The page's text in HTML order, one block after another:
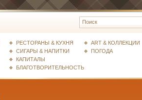
РЕСТОРАНЫ & КУХНЯ
СИГАРЫ & НАПИТКИ
КАПИТАЛЫ
БЛАГОТВОРИТЕЛЬНОСТЬ
ART & КОЛЛЕКЦИИ
ПОГОДА